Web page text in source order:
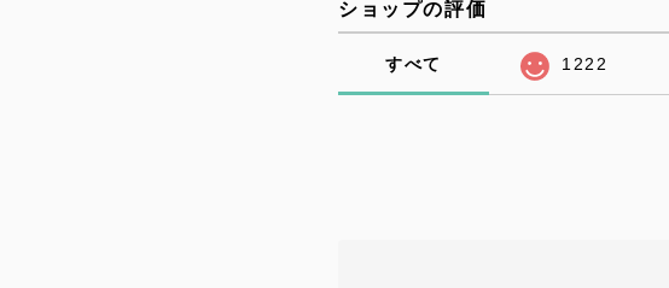
ショップの評価
すべて 1222